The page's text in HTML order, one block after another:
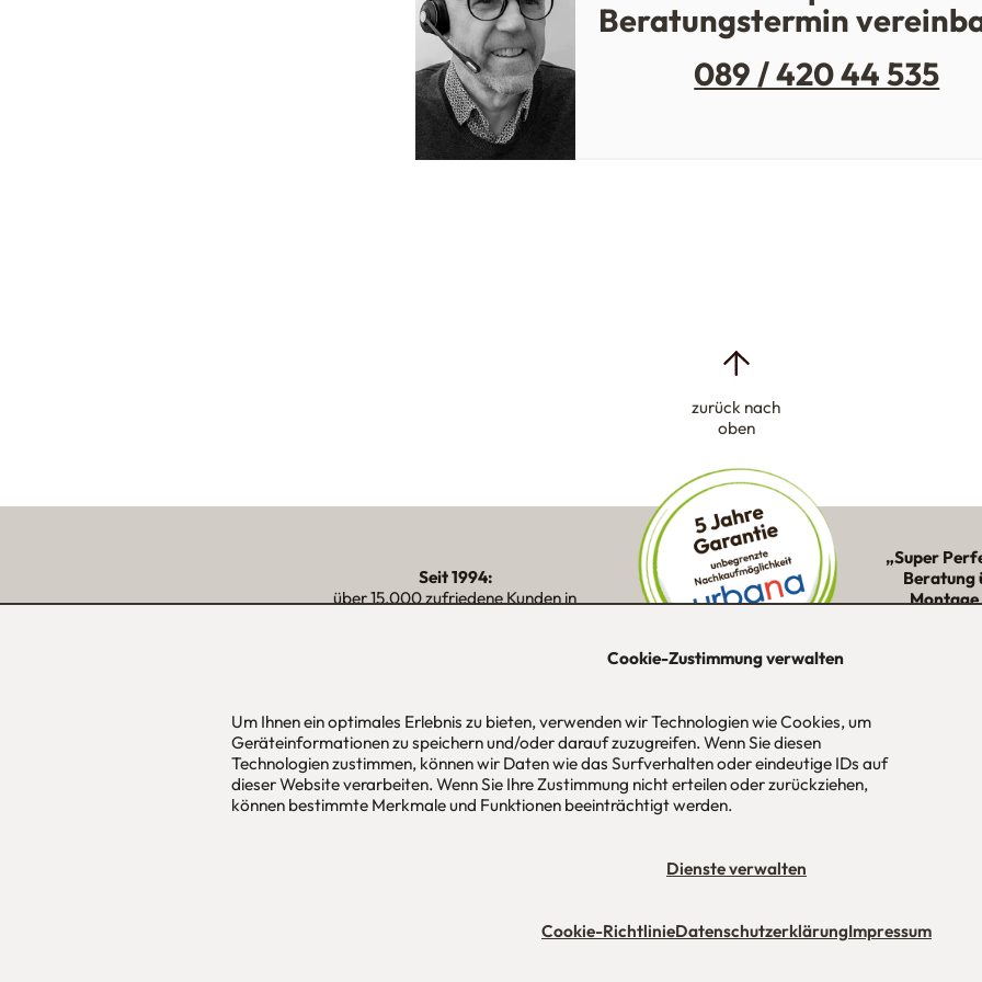
Cookie-Zustimmung verwalten
Um Ihnen ein optimales Erlebnis zu bieten, verwenden wir Technologien wie Cookies, um
Geräteinformationen zu speichern und/oder darauf zuzugreifen. Wenn Sie diesen
Technologien zustimmen, können wir Daten wie das Surfverhalten oder eindeutige IDs auf
dieser Website verarbeiten. Wenn Sie Ihre Zustimmung nicht erteilen oder zurückziehen,
können bestimmte Merkmale und Funktionen beeinträchtigt werden.
Dienste verwalten
Cookie-RichtlinieDatenschutzerklärungImpressum
Beratungstermin
089 / 420 44 535
zurück nach
oben
Seit 1994:
über 15.000 zufriedene Kunden in
„Super
Beratung
Montage
urbana möbel
Individuelles Wohndesign
ohne Mehrpreis nach Maß
Hans Pinsel-Str. 1
im DreierHaus
85540Haar / München
Tel
089 / 420 44 535
Fax
089 / 456 00 646
E-Mail
mail@urbana-moebel.de
Datenschutzerklärung Stellenangebote
Maßmöbel München